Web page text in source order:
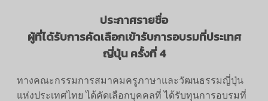
ประกาศรายชื่อ
ผู้ที่ได้รับการคัดเลือกเข้ารับการอบรมที่ประเทศ
ญี่ปุ่น ครั้งที่ 4
ทางคณะกรรมการสมาคมครูภาษาและวัฒนธรรมญี่ปุ่น
แห่งประเทศไทย ได้คัดเลือกบุคคลที่ ได้รับทุนการอบรมที่